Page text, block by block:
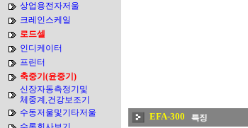
상업용전자저울
크레인스케일
로드셀
인디케이터
프린터
축중기(윤중기)
신장자동측정기및
체중계,건강보조기
수동저울및기타저울
EFA-300